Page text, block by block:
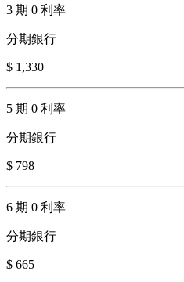
3 期 0 利率
分期銀行
$ 1,330
5 期 0 利率
分期銀行
$ 798
6 期 0 利率
分期銀行
$ 665